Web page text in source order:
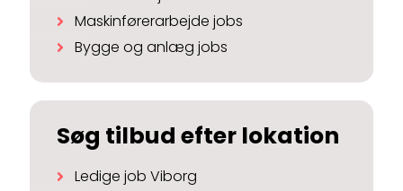
Maskinførerarbejde jobs
Bygge og anlæg jobs
Søg tilbud efter lokation
Ledige job Viborg